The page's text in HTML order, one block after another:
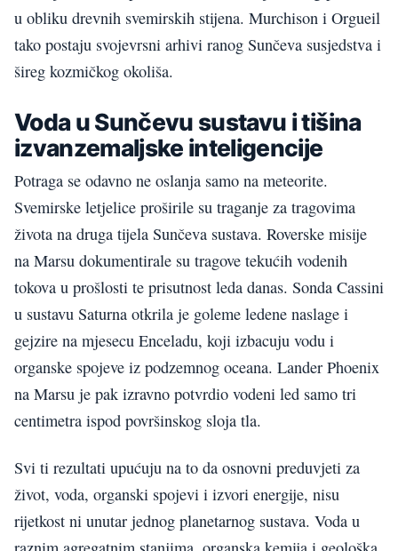
u obliku drevnih svemirskih stijena. Murchison i Orgueil
tako postaju svojevrsni arhivi ranog Sunčeva susjedstva i
šireg kozmičkog okoliša.
Voda u Sunčevu sustavu i tišina
izvanzemaljske inteligencije
Potraga se odavno ne oslanja samo na meteorite.
Svemirske letjelice proširile su traganje za tragovima
života na druga tijela Sunčeva sustava. Roverske misije
na Marsu dokumentirale su tragove tekućih vodenih
tokova u prošlosti te prisutnost leda danas. Sonda Cassini
u sustavu Saturna otkrila je goleme ledene naslage i
gejzire na mjesecu Enceladu, koji izbacuju vodu i
organske spojeve iz podzemnog oceana. Lander Phoenix
na Marsu je pak izravno potvrdio vodeni led samo tri
centimetra ispod površinskog sloja tla.
Svi ti rezultati upućuju na to da osnovni preduvjeti za
život, voda, organski spojevi i izvori energije, nisu
rijetkost ni unutar jednog planetarnog sustava. Voda u